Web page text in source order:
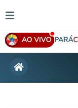
AO VIVO PARÁ